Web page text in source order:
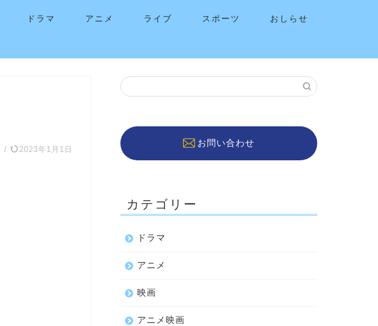
ドラマ アニメ ライブ スポーツ おしらせ
/ 2023年1月1日
お問い合わせ
カテゴリー
ドラマ
アニメ
映画
アニメ映画